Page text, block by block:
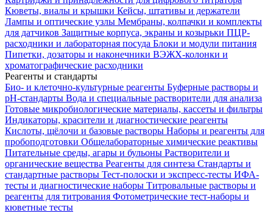
Кюветы, виалы и крышки Кейсы, штативы и держатели
Лампы и оптические узлы Мембраны, колпачки и комплекты
для датчиков Защитные корпуса, экраны и козырьки ПЦР-
расходники и лабораторная посуда Блоки и модули питания
Пипетки, дозаторы и наконечники ВЭЖХ-колонки и
хроматографические расходники
Реагенты и стандарты
Био- и клеточно-культурные реагенты Буферные растворы и
pH-стандарты Вода и специальные растворители для анализа
Готовые микробиологические материалы, кассеты и фильтры
Индикаторы, красители и диагностические реагенты
Кислоты, щёлочи и базовые растворы Наборы и реагенты для
пробоподготовки Общелабораторные химические реактивы
Питательные среды, агары и бульоны Растворители и
органические вещества Реагенты для синтеза Стандарты и
стандартные растворы Тест-полоски и экспресс-тесты ИФА-
тесты и диагностические наборы Титровальные растворы и
реагенты для титрования Фотометрические тест-наборы и
кюветные тесты